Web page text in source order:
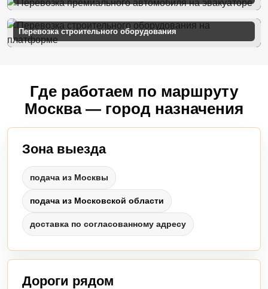
Перевозка строительного оборудования
Где работаем по маршруту
Москва — город назначения
Зона выезда
подача из Москвы
подача из Московской области
доставка по согласованному адресу
Дороги рядом